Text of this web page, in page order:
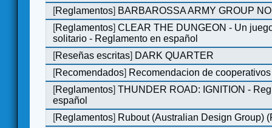
[Reglamentos] BARBAROSSA ARMY GROUP
[Reglamentos]CLEAR THE DUNGEON - Un
solitario - Reglamento en español
[Reseñas escritas] DARK QUARTER
[Recomendados] Recomendacion de
[Reglamentos]THUNDER ROAD: IGNITION -
español
[Reglamentos] Rubout (Australian Design Group)